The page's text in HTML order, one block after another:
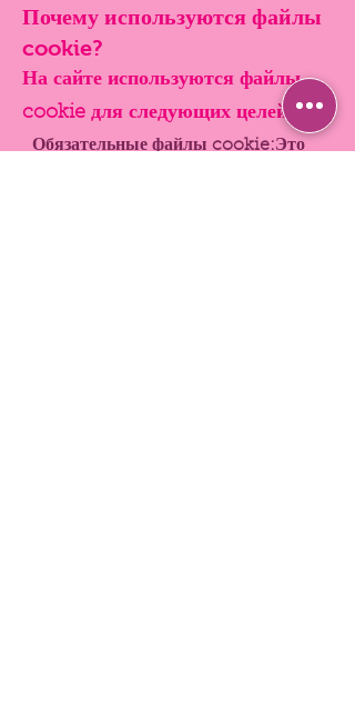
Почему используются файлы
cookie?
На сайте используются файлы
cookie для следующих целей:
Обязательные файлы cookie:Это